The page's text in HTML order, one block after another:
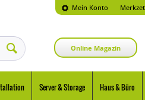
Mein Konto
Online Magazin
Server & Storage Haus & Büro